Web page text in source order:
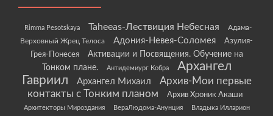
Rimma Pesotskaya Taheeas-Лествиция Небесная
Адама-
Верховный Жрец Телоса
Адония-Невея-Соломея
Азулия-
Грея-Понесея
Активации и Посвящения. Обучение на
Тонком плане.
Антидемиург Кобра
Архангел
Гавриил
Архангел Михаил
Архив-Мои первые
контакты с Тонким планом
Архив Хроник Акаши
Архитекторы Мироздания ВераЛюдома-Анунция Владыка Илларион